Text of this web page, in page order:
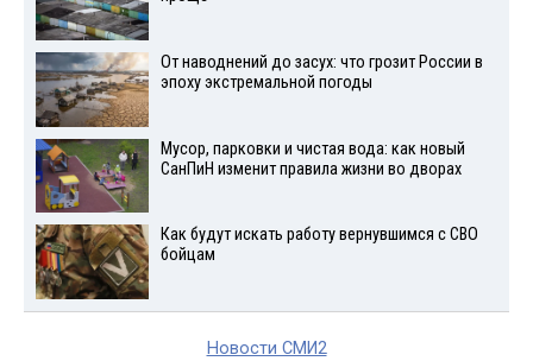
От наводнений до засух: что грозит России в
эпоху экстремальной погоды
Мусор, парковки и чистая вода: как новый
СанПиН изменит правила жизни во дворах
Как будут искать работу вернувшимся с СВО
бойцам
Новости СМИ2